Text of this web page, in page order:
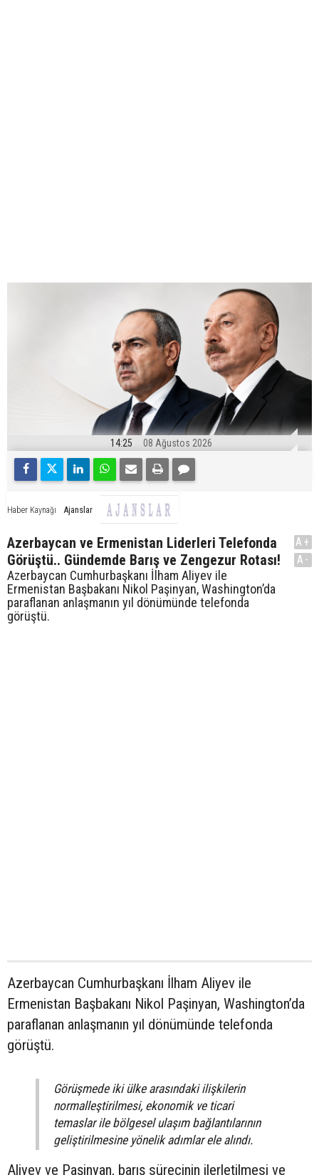
14:25 08 Ağustos 2026
Haber Kaynağı Ajanslar
Azerbaycan ve Ermenistan Liderleri Telefonda
Görüştü.. Gündemde Barış ve Zengezur Rotası!
Azerbaycan Cumhurbaşkanı İlham Aliyev ile
Ermenistan Başbakanı Nikol Paşinyan, Washington’da
paraflanan anlaşmanın yıl dönümünde telefonda
görüştü.
A+
A-
Azerbaycan Cumhurbaşkanı İlham Aliyev ile
Ermenistan Başbakanı Nikol Paşinyan, Washington’da
paraflanan anlaşmanın yıl dönümünde telefonda
görüştü.
Görüşmede iki ülke arasındaki ilişkilerin
normalleştirilmesi, ekonomik ve ticari
temaslar ile bölgesel ulaşım bağlantılarının
geliştirilmesine yönelik adımlar ele alındı.
Aliyev ve Paşinyan, barış sürecinin ilerletilmesi ve